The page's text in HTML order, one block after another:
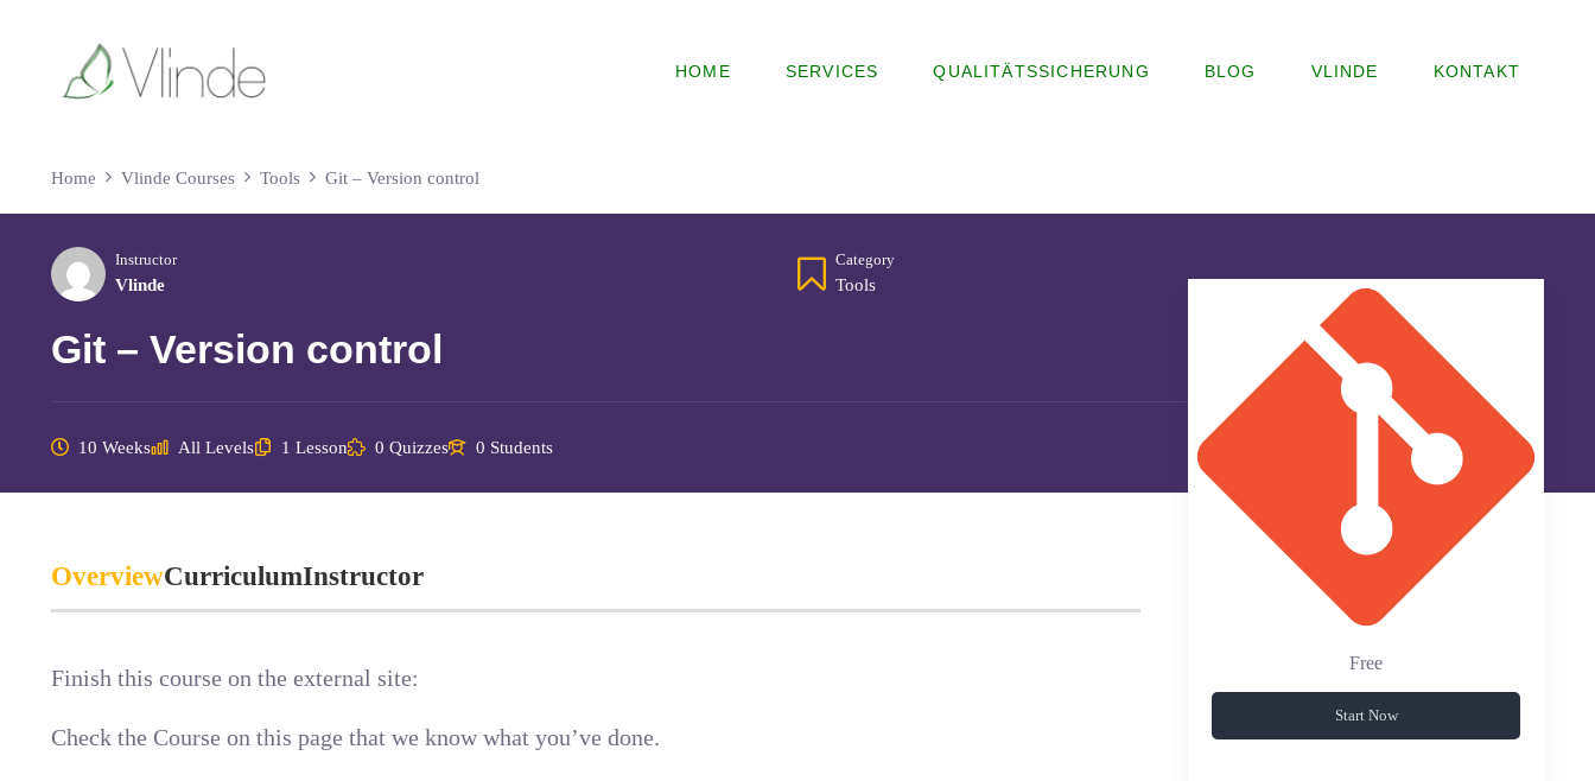
HOME SERVICES QUALITÄTSSICHERUNG BLOG VLINDE KONTAKT
Home Vlinde Courses Tools Git – Version control
Instructor
Vlinde
Category
Tools
Git – Version control
10 Weeks All Levels 1 Lesson 0 Quizzes 0 Students
OverviewCurriculumInstructor
Finish this course on the external site:
Check the Course on this page that we know what you’ve done.
Free
Start Now